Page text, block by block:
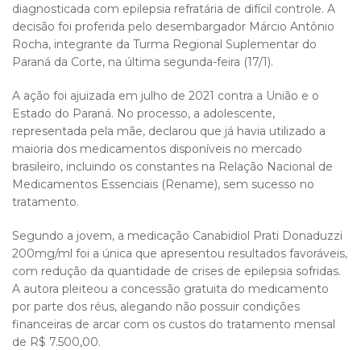
diagnosticada com epilepsia refratária de difícil controle. A
decisão foi proferida pelo desembargador Márcio Antônio
Rocha, integrante da Turma Regional Suplementar do
Paraná da Corte, na última segunda-feira (17/1).
A ação foi ajuizada em julho de 2021 contra a União e o
Estado do Paraná. No processo, a adolescente,
representada pela mãe, declarou que já havia utilizado a
maioria dos medicamentos disponíveis no mercado
brasileiro, incluindo os constantes na Relação Nacional de
Medicamentos Essenciais (Rename), sem sucesso no
tratamento.
Segundo a jovem, a medicação Canabidiol Prati Donaduzzi
200mg/ml foi a única que apresentou resultados favoráveis,
com redução da quantidade de crises de epilepsia sofridas.
A autora pleiteou a concessão gratuita do medicamento
por parte dos réus, alegando não possuir condições
financeiras de arcar com os custos do tratamento mensal
de R$ 7.500,00.